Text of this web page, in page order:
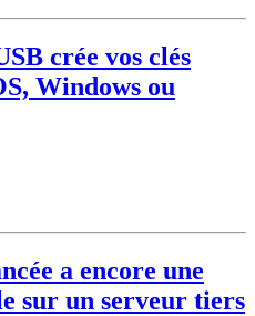
crée vos clés
Windows ou
a encore une
sur un serveur tiers